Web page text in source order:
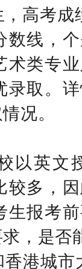
高考成
数线，
术类专
录取。
况。
以英文
较多，
生报考
，是否
香港城市